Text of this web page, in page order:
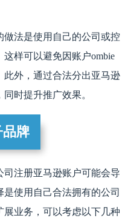
做法是使用自己的公司或控
样可以避免因账户ombie
外，通过合法分出亚马逊
时提升推广效果。
牌
注册亚马逊账户可能会导
使用自己合法拥有的公司
业务，可以考虑以下几种